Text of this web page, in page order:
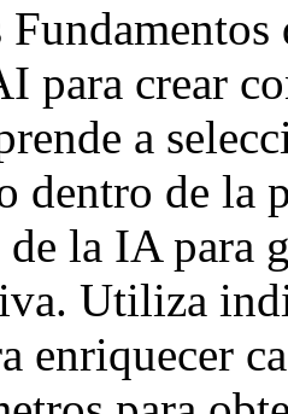
para crear
a
dentro de la
la IA para
Utiliza
enriquecer